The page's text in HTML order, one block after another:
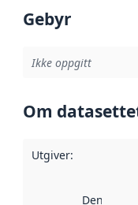
Gebyr
Ikke oppgitt
Om
Utgiver:
Denne